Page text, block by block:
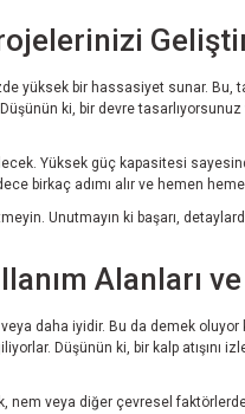
bir hassasiyet sunar. Bu,
ki, bir devre
Yüksek güç kapasitesi
birkaç adımı alır ve hemen
Unutmayın ki başarı,
Alanları ve
daha iyidir. Bu da demek
Düşünün ki, bir kalp atışını
nem veya diğer çevresel